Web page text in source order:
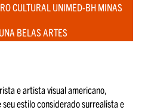
CULTURAL UNIMED-BH MINAS
BELAS ARTES
e artista visual americano,
estilo considerado surrealista e